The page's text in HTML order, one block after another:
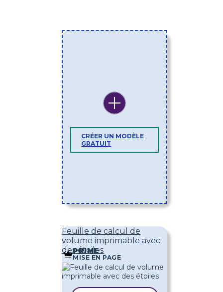
CRÉER UN MODÈLE
GRATUIT
Feuille de calcul de
volume imprimable avec
des étoiles
PRIME
MISE EN PAGE